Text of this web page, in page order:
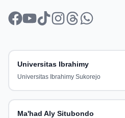
facebook
youtube
tiktokinstagram
threadswhatsapp
Universitas Ibrahimy
Universitas Ibrahimy Sukorejo
Ma'had Aly Situbondo